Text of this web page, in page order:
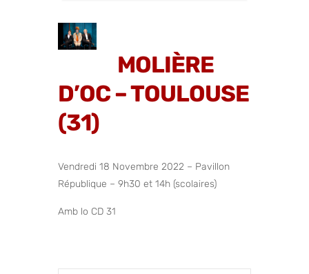
MOLIÈRE
D’OC – TOULOUSE
(31)
Vendredi 18 Novembre 2022 – Pavillon
République – 9h30 et 14h (scolaires)
Amb lo CD 31